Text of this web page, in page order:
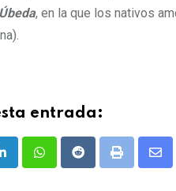
, en la que los nativos
entrada:
LinkedInWhatsappRedditPrint